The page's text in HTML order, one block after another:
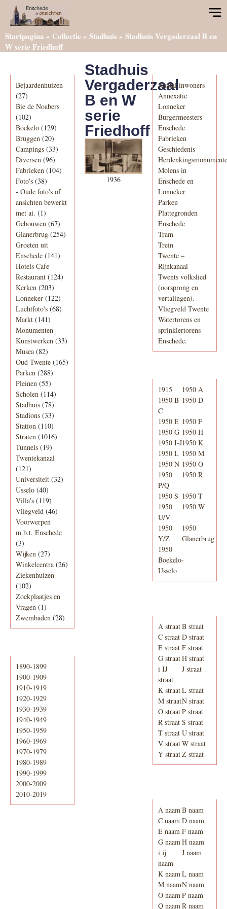
Startpagina » Collectie » Stadhuis» Stadhuis Vergaderzaal B en
W serie Friedhoff
Bejaardenhuizen
(27)
Bie de Noabers
(102)
Boekelo (129)
Bruggen (20)
Campings (33)
Diversen (96)
Fabrieken (104)
Foto's (38)
- Oude foto's of
ansichten bewerkt
met ai. (1)
Gebouwen (67)
Glanerbrug (254)
Groeten uit
Enschede (141)
Hotels Cafe
Restaurant (124)
Kerken (203)
Lonneker (122)
Luchtfoto's (68)
Markt (141)
Monumenten
Kunstwerken (33)
Musea (82)
Oud Twente (165)
Parken (288)
Pleinen (55)
Scholen (114)
Stadhuis (78)
Stadions (33)
Station (110)
Straten (1016)
Tunnels (19)
Twentekanaal
(121)
Universiteit (32)
Usselo (40)
Villa's (119)
Vliegveld (46)
Voorwerpen
m.b.t. Enschede
(3)
Wijken (27)
Winkelcentra (26)
Ziekenhuizen
(102)
Zoekplaatjes en
Vragen (1)
Zwembaden (28)
1890-1899
1900-1909
1910-1919
1920-1929
1930-1939
1940-1949
1950-1959
1960-1969
1970-1979
1980-1989
1990-1999
2000-2009
2010-2019
Stadhuis
Vergaderzaal
B en W
serie
Friedhoff
1936
Aantal inwoners
Annexatie
Lonneker
Burgermeesters
Enschede
Fabrieken
Geschiedenis
Molens in
Enschede en
Lonneker
Parken
Plattegronden
Enschede
Tram
Trein
Twente –
Rijnkanaal
Twents volkslied
(oorsprong en
vertalingen).
Vliegveld Twente
Watertorens en
sprinklertorens
Enschede.
1915
1950 A
1950 B-
C
1950 D
1950 E 1950 F
1950 G 1950 H
1950 I-J1950 K
1950 L 1950 M
1950 N 1950 O
1950
P/Q
1950 R
1950 S 1950 T
1950
U/V
1950 W
1950
Y/Z
1950
Glanerbrug
1950
Boekelo-
Usselo
A straatB straat
C straat D straat
E straat F straat
G straatH straat
i IJ
straat
J straat
K straatL straat
M straatN straat
O straatP straat
R straat S straat
T straat U straat
V straatW straat
Y straatZ straat
A naamB naam
C naam D naam
E naam F naam
G naamH naam
i ij
naam
J naam
K naamL naam
M naamN naam
O naamP naam
Q naamR naam